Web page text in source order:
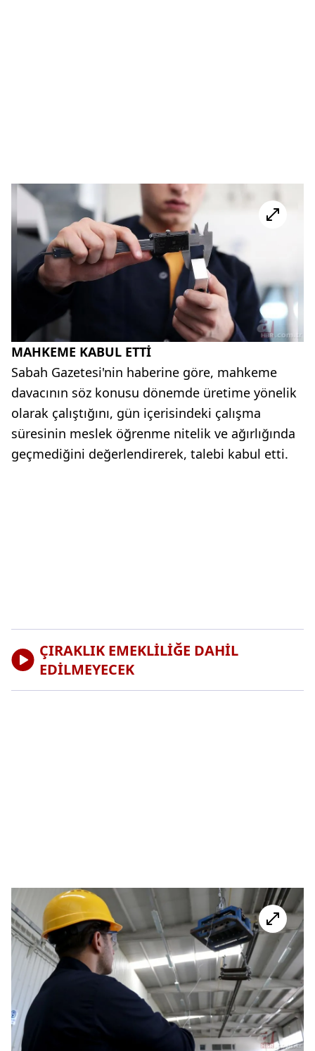
MAHKEME KABUL ETTİ
Sabah Gazetesi'nin haberine göre, mahkeme
davacının söz konusu dönemde üretime yönelik
olarak çalıştığını, gün içerisindeki çalışma
süresinin meslek öğrenme nitelik ve ağırlığında
geçmediğini değerlendirerek, talebi kabul etti.
ÇIRAKLIK EMEKLİLİĞE DAHİL
EDİLMEYECEK